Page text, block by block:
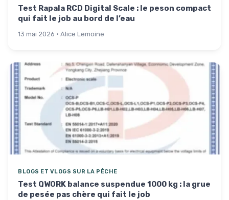
Test Rapala RCD Digital Scale : le peson compact
qui fait le job au bord de l’eau
13 mai 2026 · Alice Lemoine
BLOGS ET VLOGS SUR LA PÊCHE
Test QWORK balance suspendue 1000 kg : la grue
de pesée pas chère qui fait le job